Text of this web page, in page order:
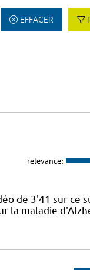
EFFACER
relevance:
de 3'41 sur ce
la maladie